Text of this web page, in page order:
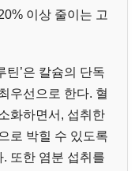
이상 줄이는 고
틴’은 칼슘의 단독
우선으로 한다. 혈
화하면서, 섭취한
로 박힐 수 있도록
또한 염분 섭취를